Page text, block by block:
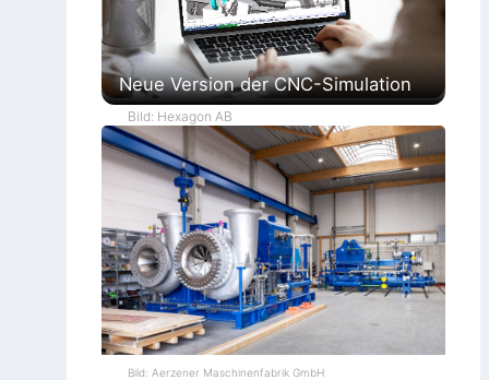
Neue Version der CNC-Simulation
Bild: Hexagon AB
Bild: Aerzener Maschinenfabrik GmbH